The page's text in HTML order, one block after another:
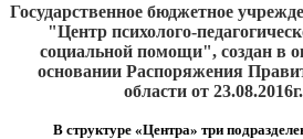
Государственное бюджетное
"Центр психолого-
социальной помощи", создан в
основании Распоряжения
области от
В структуре «Центра» три